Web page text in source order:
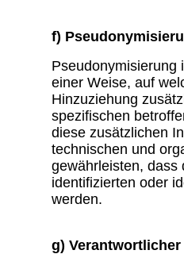
f)
Pseudonymisierung
einer Weise, auf
Hinzuziehung
spezifischen
diese zusätzlichen
technischen und
gewährleisten, dass
identifizierten oder
werden.
g)